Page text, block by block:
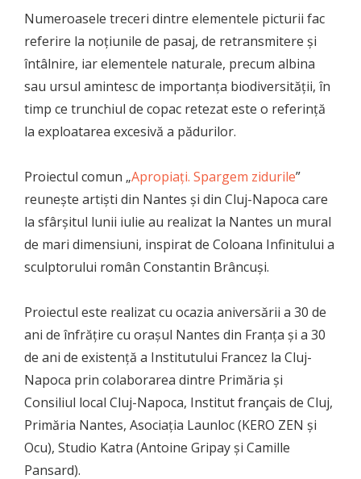
Numeroasele treceri dintre elementele picturii fac
referire la noțiunile de pasaj, de retransmitere și
întâlnire, iar elementele naturale, precum albina
sau ursul amintesc de importanța biodiversității, în
timp ce trunchiul de copac retezat este o referință
la exploatarea excesivă a pădurilor.
Proiectul comun „Apropiați. Spargem zidurile”
reunește artiști din Nantes și din Cluj-Napoca care
la sfârșitul lunii iulie au realizat la Nantes un mural
de mari dimensiuni, inspirat de Coloana Infinitului a
sculptorului român Constantin Brâncuși.
Proiectul este realizat cu ocazia aniversării a 30 de
ani de înfrățire cu orașul Nantes din Franța și a 30
de ani de existență a Institutului Francez la Cluj-
Napoca prin colaborarea dintre Primăria și
Consiliul local Cluj-Napoca, Institut français de Cluj,
Primăria Nantes, Asociația Launloc (KERO ZEN și
Ocu), Studio Katra (Antoine Gripay și Camille
Pansard).